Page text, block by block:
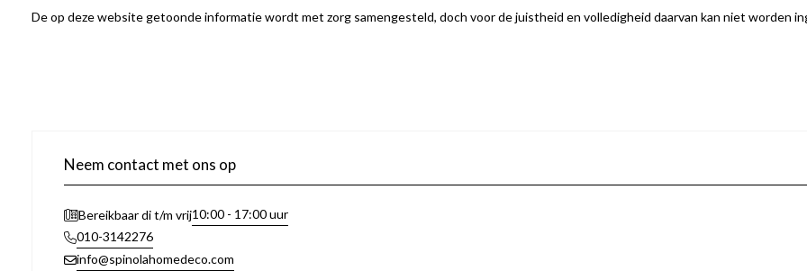
De op deze website getoonde informatie wordt met zorg samengesteld, doch voor de juistheid en volledigheid daarvan kan niet worden
Neem contact met ons op
Bereikbaar di t/m vrij10:00 - 17:00 uur
010-3142276
info@spinolahomedeco.com